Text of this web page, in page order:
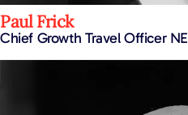
Paul Frick
Chief Growth Travel Officer NE